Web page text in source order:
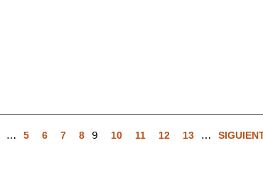
… 5 6 7 8 9 10 11 12 13 …